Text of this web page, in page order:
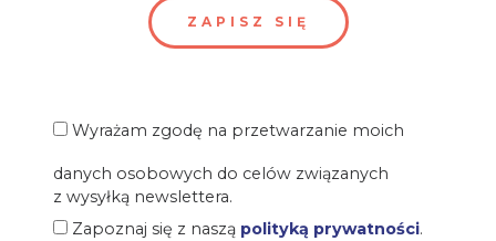
Wyrażam zgodę na przetwarzanie moich
danych osobowych do celów związanych
z wysyłką newslettera.
Zapoznaj się z naszą polityką prywatności.